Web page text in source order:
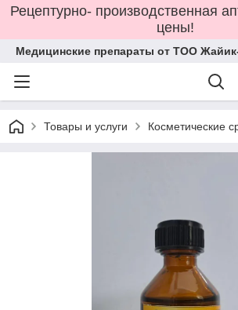
Рецептурно- производственная
цены!
Медицинские препараты от ТОО
Товары и услуги Косметические